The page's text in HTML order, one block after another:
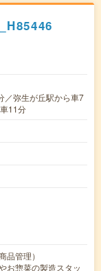
／弥生が丘駅から車7
11分
品管理）
お惣菜の製造スタッ